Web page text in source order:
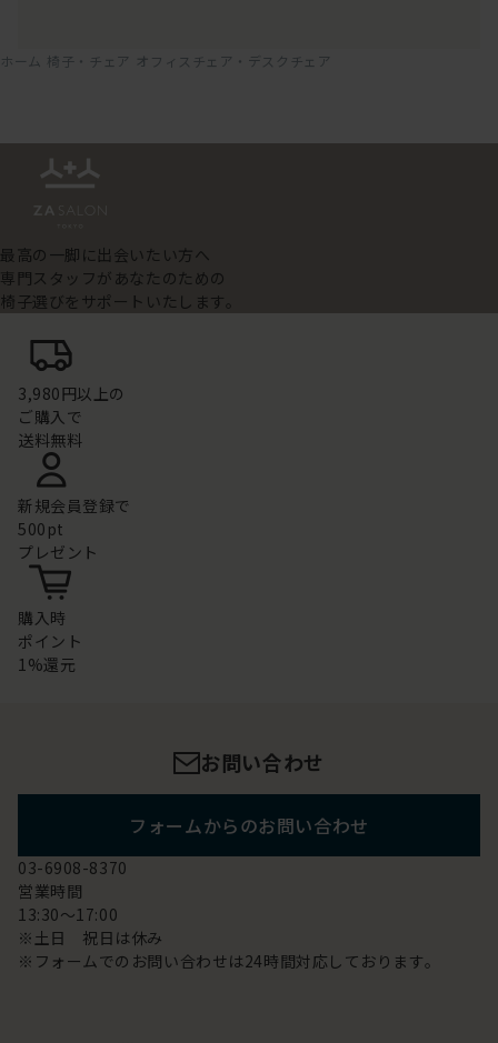
ホーム 椅子・チェア オフィスチェア・デスクチェア
最高の一脚に出会いたい方へ
専門スタッフがあなたのための
椅子選びをサポートいたします。
3,980円以上の
ご購入で
送料無料
新規会員登録で
500pt
プレゼント
購入時
ポイント
1%還元
お問い合わせ
フォームからのお問い合わせ
03-6908-8370
営業時間
13:30～17:00
※土日 祝日は休み
※フォームでのお問い合わせは24時間対応しております。